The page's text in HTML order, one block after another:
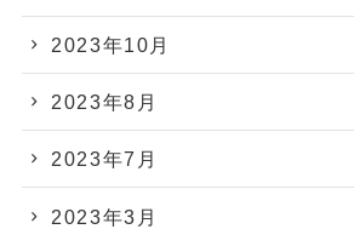
2023年10月
2023年8月
2023年7月
2023年3月